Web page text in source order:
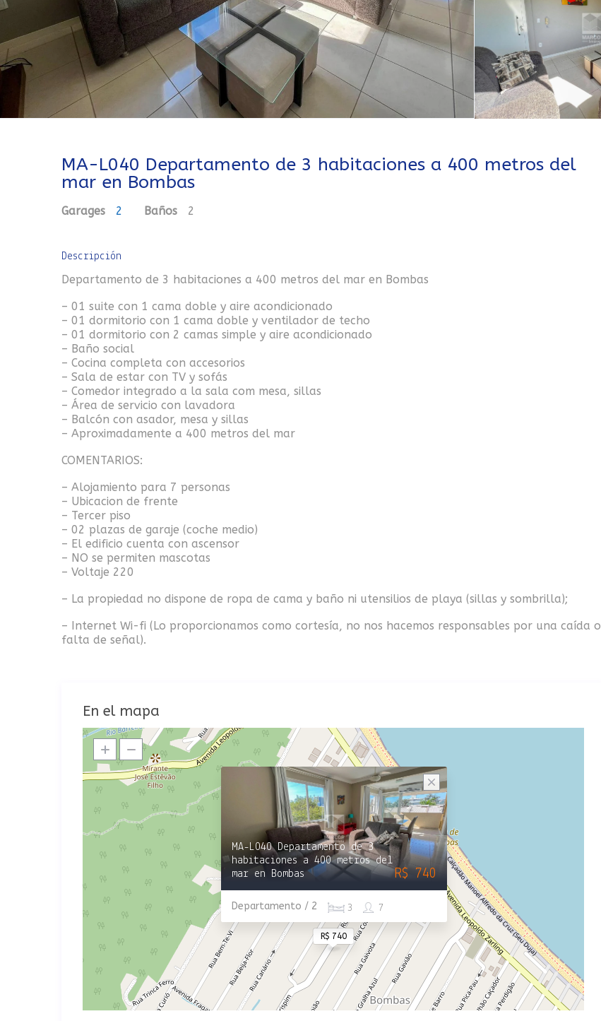
MA-L040 Departamento de 3 habitaciones a 400 metros del
mar en Bombas
Garages 2 Baños 2
Descripción
Departamento de 3 habitaciones a 400 metros del mar en Bombas
– 01 suite con 1 cama doble y aire acondicionado
– 01 dormitorio con 1 cama doble y ventilador de techo
– 01 dormitorio con 2 camas simple y aire acondicionado
– Baño social
– Cocina completa con accesorios
– Sala de estar con TV y sofás
– Comedor integrado a la sala com mesa, sillas
– Área de servicio con lavadora
– Balcón con asador, mesa y sillas
– Aproximadamente a 400 metros del mar
COMENTARIOS:
– Alojamiento para 7 personas
– Ubicacion de frente
– Tercer piso
– 02 plazas de garaje (coche medio)
– El edificio cuenta con ascensor
– NO se permiten mascotas
– Voltaje 220
– La propiedad no dispone de ropa de cama y baño ni utensilios de playa (sillas y sombrilla);
– Internet Wi-fi (Lo proporcionamos como cortesía, no nos hacemos responsables por una caída o
falta de señal).
En el mapa
R$ 740
MA-L040 Departamento de 3
habitaciones a 400 metros del
mar en Bombas
Departamento / 2 7
3
R$ 740